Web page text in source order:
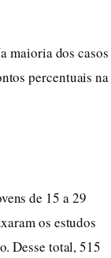
maioria dos casos
percentuais na
de 15 a 29
os estudos
Desse total, 515